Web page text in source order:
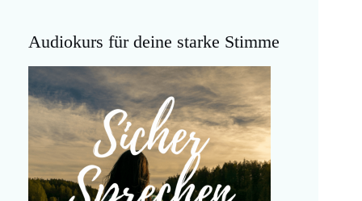
Audiokurs für deine starke Stimme